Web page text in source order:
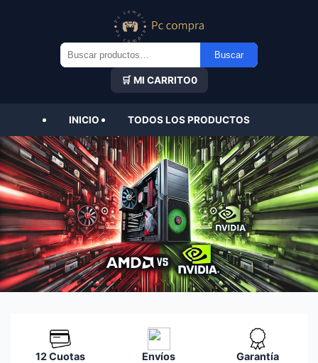
Buscar
por:
Buscar
🛒 MI CARRITO0
INICIO TODOS LOS PRODUCTOS
12 Cuotas Envíos Garantía